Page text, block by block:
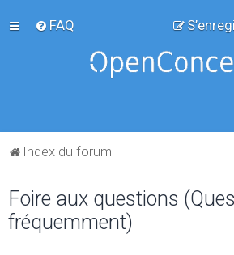
FAQ
Index du forum
Foire aux questions
fréquemment)